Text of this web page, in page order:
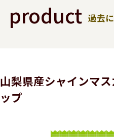
product 過去
山梨県産シャインマ
ップ